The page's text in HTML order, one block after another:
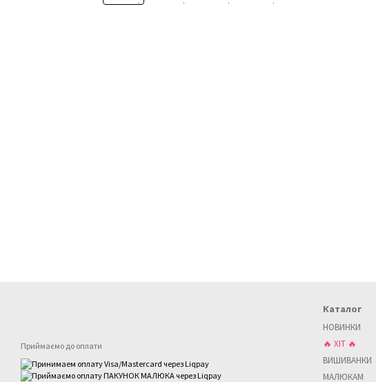
Приймаємо до оплати
Каталог
НОВИНКИ
🔥 ХІТ 🔥
ВИШИВАНКИ
МАЛЮКАМ